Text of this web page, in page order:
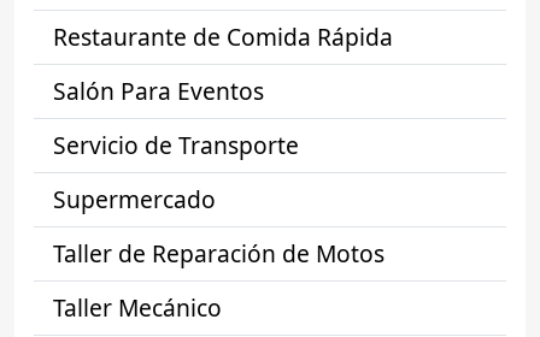
Restaurante de Comida Rápida
Salón Para Eventos
Servicio de Transporte
Supermercado
Taller de Reparación de Motos
Taller Mecánico